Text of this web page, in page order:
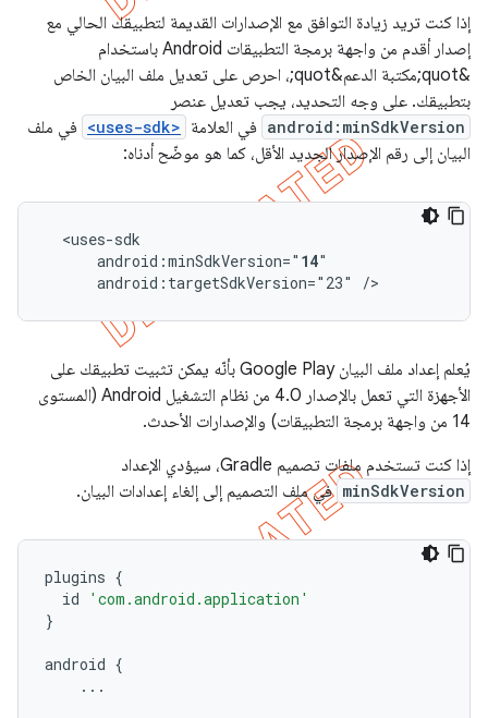
إذا كنت تريد زيادة التوافق مع الإصدارات القديمة لتطبيقك الحالي مع
إصدار أقدم من واجهة برمجة التطبيقات Android باستخدام
&quot;مكتبة الدعم&quot;، احرص على تعديل ملف البيان الخاص
بتطبيقك. على وجه التحديد، يجب تعديل عنصر
android:minSdkVersion في العلامة <uses-sdk> في ملف
البيان إلى رقم الإصدار الجديد الأقل، كما هو موضّح أدناه:
android:minSdkVersion=" 14
android:targetSdkVersion="23"
/>
يُعلم إعداد ملف البيان Google Play بأنّه يمكن تثبيت تطبيقك على
الأجهزة التي تعمل بالإصدار 4.0 من نظام التشغيل Android (المستوى
14 من واجهة برمجة التطبيقات) والإصدارات الأحدث.
إذا كنت تستخدم ملفات تصميم Gradle، سيؤدي الإعداد
minSdkVersion في ملف التصميم إلى إلغاء إعدادات البيان.
plugins {
id
'com.android.application'
}
android {
...